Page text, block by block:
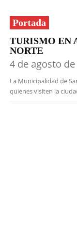
Portada
TURISMO EN
NORTE
4 de agosto
La Municipalidad de
quienes visiten la